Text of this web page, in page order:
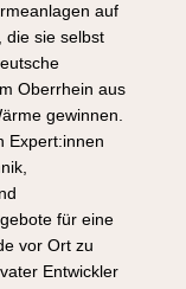
auf
die sie selbst
Oberrhein aus
gewinnen.
Expert:innen
für eine
vor Ort zu
Entwickler